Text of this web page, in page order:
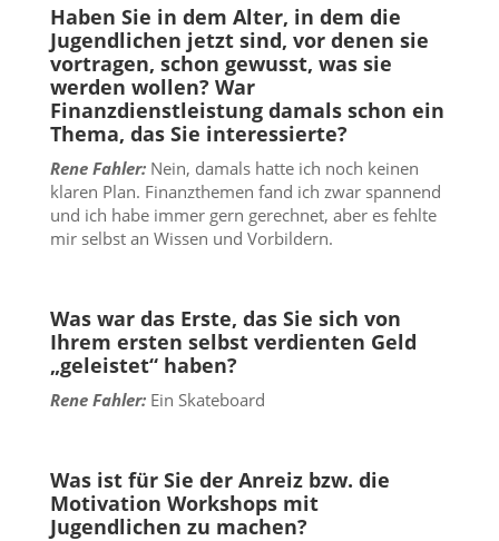
Haben Sie in dem Alter, in dem die
Jugendlichen jetzt sind, vor denen sie
vortragen, schon gewusst, was sie
werden wollen? War
Finanzdienstleistung damals schon ein
Thema, das Sie interessierte?
Rene Fahler: Nein, damals hatte ich noch keinen
klaren Plan. Finanzthemen fand ich zwar spannend
und ich habe immer gern gerechnet, aber es fehlte
mir selbst an Wissen und Vorbildern.
Was war das Erste, das Sie sich von
Ihrem ersten selbst verdienten Geld
„geleistet“ haben?
Rene Fahler:Ein Skateboard
Was ist für Sie der Anreiz bzw. die
Motivation Workshops mit
Jugendlichen zu machen?